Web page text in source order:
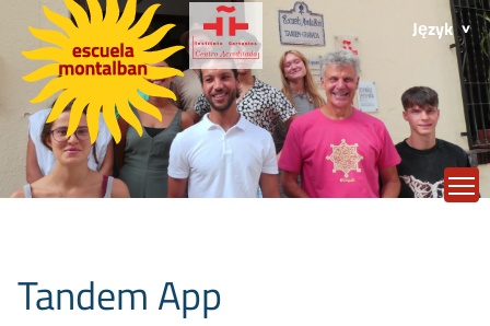
Język
Tandem App